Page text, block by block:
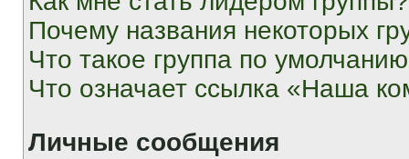
Почему названия некоторых
Что такое группа по
Что означает ссылка «Наша
Личные сообщения